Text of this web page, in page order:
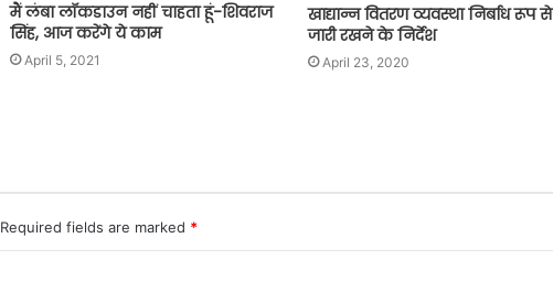
मैं लंबा लॉकडाउन नहीं चाहता हूं-शिवराज
सिंह, आज करेंगे ये काम
April 5, 2021
खाद्यान्न वितरण व्यवस्था निर्बाध रूप से
जारी रखने के निर्देश
April 23, 2020
Required fields are marked *